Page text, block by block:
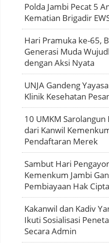
Polda Jambi Pecat 5
Kematian Brigadir
Hari Pramuka ke-65,
Generasi Muda
dengan Aksi Nyata
UNJA Gandeng
Klinik Kesehatan
10 UMKM
dari Kanwil
Pendaftaran Merek
Sambut Hari
Kemenkum Jambi
Pembiayaan Hak
Kakanwil dan Kadiv
Ikuti Sosialisasi
Secara Admin